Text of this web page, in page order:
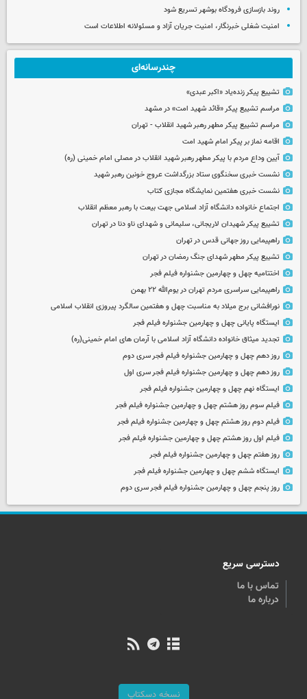
روند بازسازی فرودگاه بوشهر تسریع شود
امنیت شغلی خبرنگار، امنیت جریان آزاد و مسئولانه اطلاعات است
چندرسانه‌ای
تشییع پیکر زنده‌یاد «اکبر عبدی»
مراسم تشییع پیکر «قائد شهید امت» در مشهد
مراسم تشییع پیکر مطهر رهبر شهید انقلاب - تهران
اقامه نماز بر پیکر امام شهید امت
آیین وداع مردم با پیکر مطهر رهبر شهید انقلاب در مصلی امام خمینی (ره)
نشست خبری سخنگوی ستاد بزرگداشت عروج خونین رهبر شهید
نشست خبری هفتمین نمایشگاه مجازی کتاب
اجتماع خانواده دانشگاه آزاد اسلامی جهت بیعت با رهبر معظم انقلاب
تشییع پیکر شهیدان لاریجانی، سلیمانی و شهدای ناو دنا در تهران
راهپیمایی روز جهانی قدس در تهران
تشییع پیکر مطهر شهدای جنگ رمضان در تهران
اختتامیه چهل و چهارمین جشنواره فیلم فجر
راهپیمایی سراسری مردم تهران در یوم‌الله ۲۲ بهمن
نورافشانی برج میلاد به مناسبت چهل‌ و هفتمین سالگرد پیروزی انقلاب اسلامی
ایستگاه پایانی چهل و چهارمین جشنواره فیلم فجر
تجدید میثاق خانواده دانشگاه آزاد اسلامی با آرمان های امام خمینی(ره)
روز دهم چهل و چهارمین جشنواره فیلم فجر سری دوم
روز دهم چهل و چهارمین جشنواره فیلم فجر سری اول
ایستگاه نهم چهل و چهارمین جشنواره فیلم فجر
فیلم سوم روز هشتم چهل و چهارمین جشنواره فیلم فجر
فیلم دوم روز هشتم چهل و چهارمین جشنواره فیلم فجر
فیلم اول روز هشتم چهل و چهارمین جشنواره فیلم فجر
روز هفتم چهل و چهارمین جشنواره فیلم فجر
ایستگاه ششم چهل و چهارمین جشنواره فیلم فجر
روز پنجم چهل و چهارمین جشنواره فیلم فجر سری دوم
دسترسی سریع
تماس با ما
درباره ما
نسخه دسکتاپ